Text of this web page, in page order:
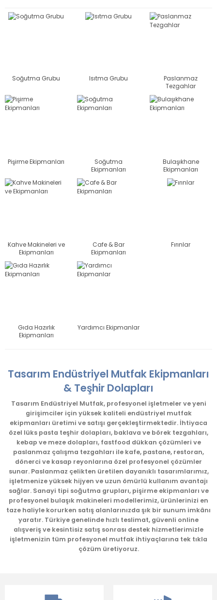
Soğutma Grubu Isıtma Grubu
Paslanmaz
Tezgahlar
Pişirme Ekipmanları
Soğutma
Ekipmanları
Bulaşıkhane
Ekipmanları
Kahve Makineleri ve
Ekipmanları
Cafe & Bar
Ekipmanları
Fırınlar
Gıda Hazırlık
Ekipmanları
Yardımcı Ekipmanlar
Tasarım Endüstriyel Mutfak Ekipmanları
& Teşhir Dolapları
Tasarım Endüstriyel Mutfak, profesyonel işletmeler ve yeni
girişimciler için yüksek kaliteli endüstriyel mutfak
ekipmanları üretimi ve satışı gerçekleştirmektedir. İhtiyaca
özel lüks pasta teşhir dolapları, baklava ve börek tezgahları,
kebap ve meze dolapları, fastfood dükkan çözümleri ve
paslanmaz çalışma tezgahları ile kafe, pastane, restoran,
dönerci ve kasap reyonlarına özel profesyonel çözümler
sunar. Paslanmaz çelikten üretilen dayanıklı tasarımlarımız,
işletmenize yüksek hijyen ve uzun ömürlü kullanım avantajı
sağlar. Sanayi tipi soğutma grupları, pişirme ekipmanları ve
profesyonel bulaşık makineleri modellerimiz, ürünlerinizi en
taze haliyle korurken satış alanlarınızda şık bir sunum imkânı
yaratır. Türkiye genelinde hızlı teslimat, güvenli online
alışveriş ve kesintisiz satış sonrası destek hizmetlerimizle
işletmenizin tüm profesyonel mutfak ihtiyaçlarına tek tıkla
çözüm üretiyoruz.